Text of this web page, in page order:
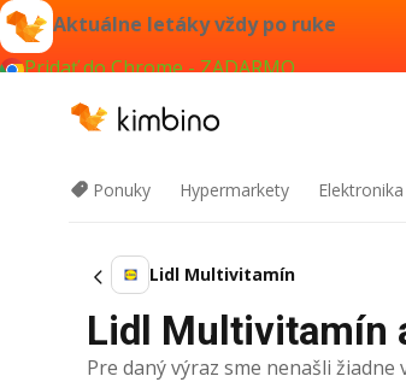
Aktuálne letáky vždy po ruke
Pridať do Chrome - ZADARMO
Ponuky Hypermarkety Elektronika
Lidl Multivitamín
Lidl Multivitamín
Pre daný výraz sme nenašli žiadne